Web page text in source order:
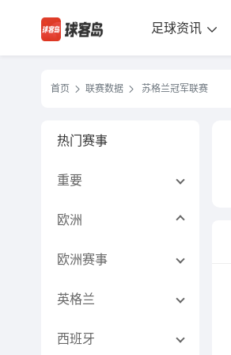
足球资讯
首页 联赛数据 苏格兰冠军联赛
热门赛事
重要
欧洲
欧洲赛事
英格兰
西班牙